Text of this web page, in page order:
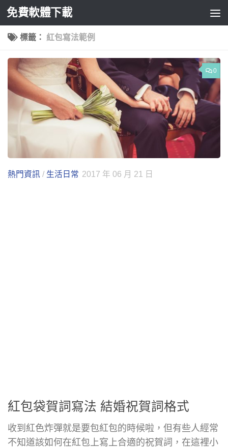
Skip to content
免費軟體下載
標籤： 紅包寫法範例
0
熱門資訊 / 生活日常 2017 年 06 月 21 日
紅包袋賀詞寫法 結婚祝賀詞格式
收到紅色炸彈就是要包紅包的時候啦，但有些人經常
不知道該如何在紅包上寫上合適的祝賀詞，在這裡小